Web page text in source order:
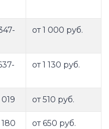
от 1 000 руб.
от 1 130 руб.
от 510 руб.
от 650 руб.